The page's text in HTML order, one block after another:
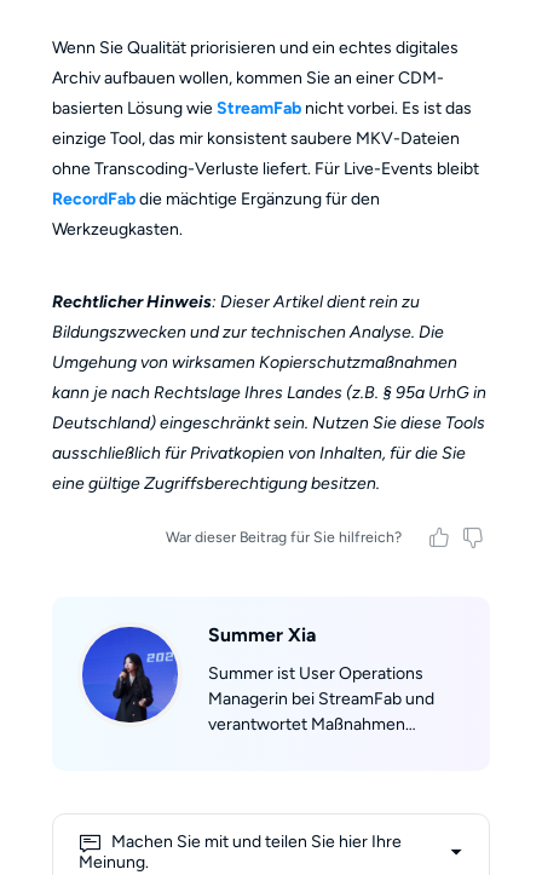
Wenn Sie Qualität priorisieren und ein echtes digitales
Archiv aufbauen wollen, kommen Sie an einer CDM-
basierten Lösung wieStreamFabnicht vorbei. Es ist das
einzige Tool, das mir konsistent saubere MKV-Dateien
ohne Transcoding-Verluste liefert. Für Live-Events bleibt
RecordFabdie mächtige Ergänzung für den
Werkzeugkasten.
Rechtlicher Hinweis: Dieser Artikel dient rein zu
Bildungszwecken und zur technischen Analyse. Die
Umgehung von wirksamen Kopierschutzmaßnahmen
kann je nach Rechtslage Ihres Landes (z.B. § 95a UrhG in
Deutschland) eingeschränkt sein. Nutzen Sie diese Tools
ausschließlich für Privatkopien von Inhalten, für die Sie
eine gültige Zugriffsberechtigung besitzen.
War dieser Beitrag für Sie hilfreich?
Summer Xia
Summer ist User Operations
Managerin bei StreamFab und
verantwortet Maßnahmen
Kombination aus analytischer
Machen Sie mit und teilen Sie hier Ihre
Meinung.